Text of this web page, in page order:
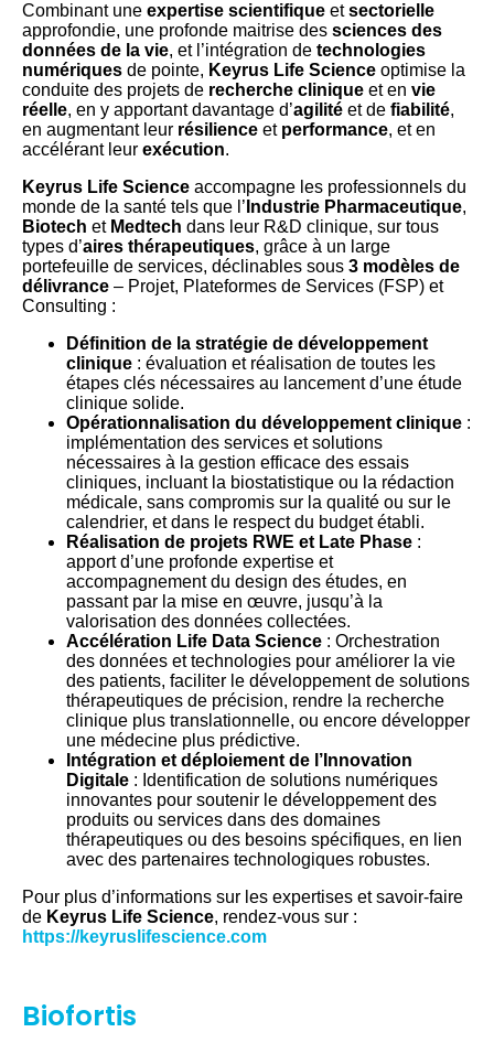
Combinant une expertise scientifique etsectorielle
approfondie, une profonde maitrise des sciences des
données de la vie, et l’intégration de technologies
numériques de pointe, Keyrus Life Science optimise la
conduite des projets de recherche clinique et en vie
réelle, en y apportant davantage d’agilité et de fiabilité,
en augmentant leur résilience et performance, et en
accélérant leur exécution.
Keyrus Life Science accompagne les professionnels du
monde de la santé tels que l’ Industrie Pharmaceutique,
Biotech et Medtech dans leur R&D clinique, sur tous
types d’aires thérapeutiques, grâce à un large
portefeuille de services, déclinables sous 3 modèles de
délivrance – Projet, Plateformes de Services (FSP) et
Consulting :
Définition de la stratégie de développement
clinique : évaluation et réalisation de toutes les
étapes clés nécessaires au lancement d’une étude
clinique solide.
Opérationnalisation du développement clinique :
implémentation des services et solutions
nécessaires à la gestion efficace des essais
cliniques, incluant la biostatistique ou la rédaction
médicale, sans compromis sur la qualité ou sur le
calendrier, et dans le respect du budget établi.
Réalisation de projets RWE et Late Phase :
apport d’une profonde expertise et
accompagnement du design des études, en
passant par la mise en œuvre, jusqu’à la
valorisation des données collectées.
Accélération Life Data Science : Orchestration
des données et technologies pour améliorer la vie
des patients, faciliter le développement de solutions
thérapeutiques de précision, rendre la recherche
clinique plus translationnelle, ou encore développer
une médecine plus prédictive.
Intégration et déploiement de l’Innovation
Digitale : Identification de solutions numériques
innovantes pour soutenir le développement des
produits ou services dans des domaines
thérapeutiques ou des besoins spécifiques, en lien
avec des partenaires technologiques robustes.
Pour plus d’informations sur les expertises et savoir-faire
de Keyrus Life Science, rendez-vous sur :
https://keyruslifescience.com
Biofortis